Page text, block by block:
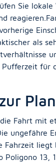
Sie lokale
als
für
Fahrt mit
ungefähre
liegt
13,